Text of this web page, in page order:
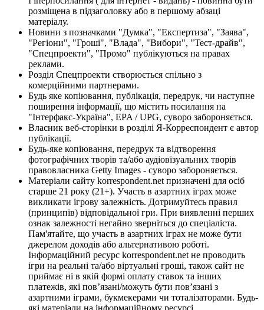
розміщена в підзаголовку або в першому абзаці
матеріалу.
Новини з позначками "Думка", "Експертиза", "Заява",
"Регіони", "Гроші", "Влада", "Вибори", "Тест-драйв",
"Спецпроекти", "Промо" публікуються на правах
реклами.
Розділ Спецпроекти створюється спільно з
комерційними партнерами.
Будь яке копіювання, публікація, передрук, чи наступне
поширення інформації, що містить посилання на
"Інтерфакс-Україна", EPA / UPG, суворо забороняється.
Власник веб-сторінки в розділі Я-Корреспондент є автор
публікації.
Будь-яке копіювання, передрук та відтворення
фотографічних творів та/або аудіовізуальних творів
правовласника Getty Images - суворо забороняється.
Матеріали сайту korrespondent.net призначені для осіб
старше 21 року (21+). Участь в азартних іграх може
викликати ігрову залежність. Дотримуйтесь правил
(принципів) відповідальної гри. При виявленні перших
ознак залежності негайно зверніться до спеціаліста.
Пам'ятайте, що участь в азартних іграх не може бути
джерелом доходів або альтернативою роботі.
Інформаційний ресурс korrespondent.net не проводить
ігри на реальні та/або віртуальні гроші, також сайт не
приймає ні в якій формі оплату ставок та інших
платежів, які пов’язані/можуть бути пов’язані з
азартними іграми, букмекерами чи тоталізаторами. Будь-
які матеріали на інформаційному ресурсі